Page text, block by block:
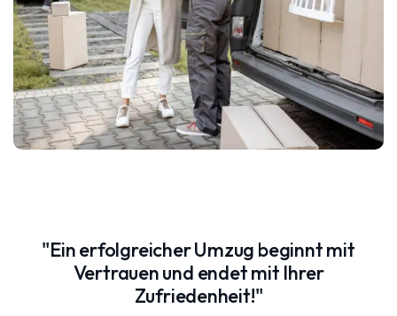
"Ein erfolgreicher Umzug beginnt mit
Vertrauen und endet mit Ihrer
Zufriedenheit!"